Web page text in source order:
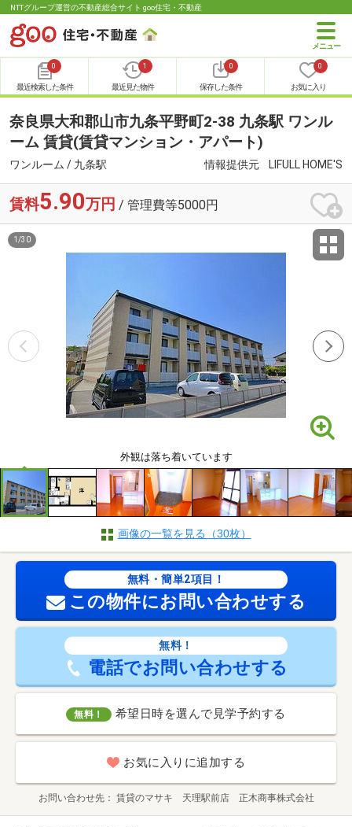
NTTグループ運営の不動産総合サイト goo住宅・不動産
0
最近検索した条件
1
最近見た物件
0
保存した条件
0
お気に入り
奈良県大和郡山市九条平野町2-38 九条駅 ワンル
ーム 賃貸(賃貸マンション・アパート)
ワンルーム / 九条駅 情報提供元 LIFULL HOME'S
賃料5.90万円 / 管理費等5000円
外観は落ち着いています
1 /30
画像の一覧を見る（30枚）
無料・簡単2項目！
この物件にお問い合わせする
無料！
電話でお問い合わせする
無料！ 希望日時を選んで見学予約する
お気に入りに追加する
お問い合わせ先 賃貸のマサキ 天理駅前店 正木商事株式会社